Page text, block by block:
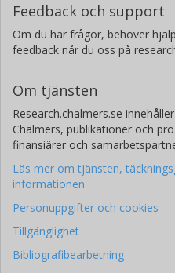
Feedback och support
Om du har frågor, behöver
feedback når du oss på
Om tjänsten
Research.chalmers.se
Chalmers, publikationer och
finansiärer och
Läs mer om tjänsten,
informationen
Personuppgifter och cookies
Tillgänglighet
Bibliografibearbetning